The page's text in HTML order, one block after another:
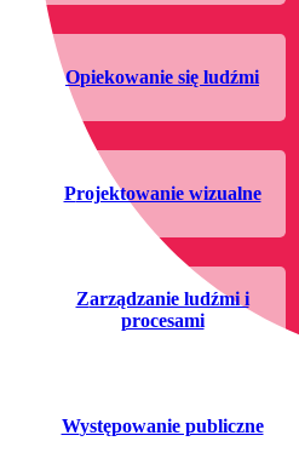
opiekowanie się ludźmi
projektowanie wizualne
zarządzanie ludźmi i
procesami
występowanie publiczne